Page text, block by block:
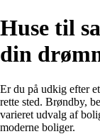
Huse til
din
Er du på udkig efter
rette sted. Brøndby,
varieret udvalg af
moderne boliger.